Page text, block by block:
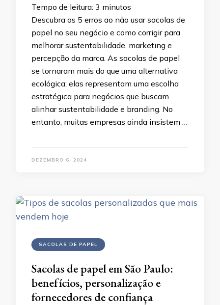
Tempo de leitura: 3 minutos
Descubra os 5 erros ao não usar sacolas de
papel no seu negócio e como corrigir para
melhorar sustentabilidade, marketing e
percepção da marca. As sacolas de papel
se tornaram mais do que uma alternativa
ecológica; elas representam uma escolha
estratégica para negócios que buscam
alinhar sustentabilidade e branding. No
entanto, muitas empresas ainda insistem …
DEZEMBRO 6, 2024
SACOLAS DE PAPEL
Sacolas de papel em São Paulo:
benefícios, personalização e
fornecedores de confiança